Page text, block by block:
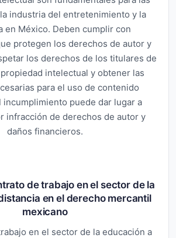
industria del entretenimiento y la
en México. Deben cumplir con
protegen los derechos de autor y
los derechos de los titulares de
intelectual y obtener las
para el uso de contenido
incumplimiento puede dar lugar a
infracción de derechos de autor y
daños financieros.
de trabajo en el sector de la
en el derecho mercantil
mexicano
en el sector de la educación a